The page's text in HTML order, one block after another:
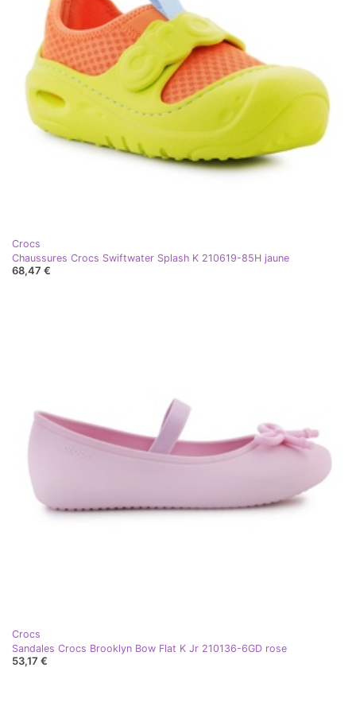
Crocs
Chaussures Crocs Swiftwater Splash K 210619-85H jaune
68,47 €
Crocs
Sandales Crocs Brooklyn Bow Flat K Jr 210136-6GD rose
53,17 €